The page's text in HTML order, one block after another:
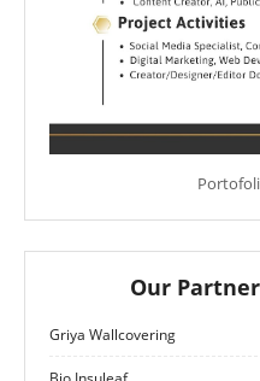
Our
Griya Wallcovering